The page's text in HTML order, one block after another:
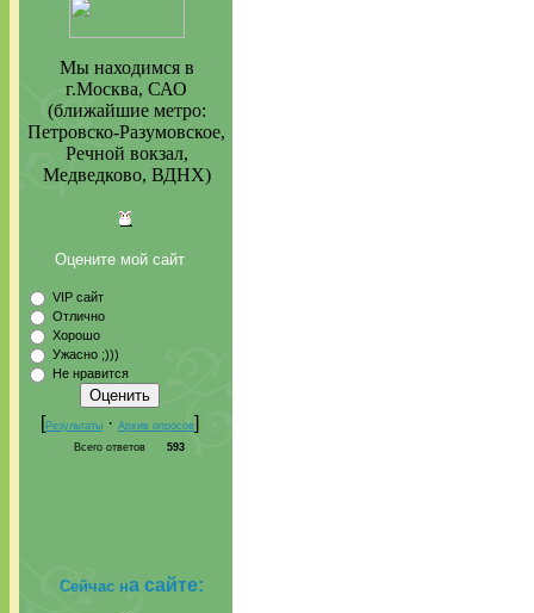
Мы находимся в
г.Москва, САО
(ближайшие метро:
Петровско-Разумовское,
Речной вокзал,
Медведково, ВДНХ)
Оцените мой сайт
VIP сайт
Отлично
Хорошо
Ужасно ;)))
Не нравится
[Результаты · Архив опросов]
Всего ответов 593
Сейчас на сайте: